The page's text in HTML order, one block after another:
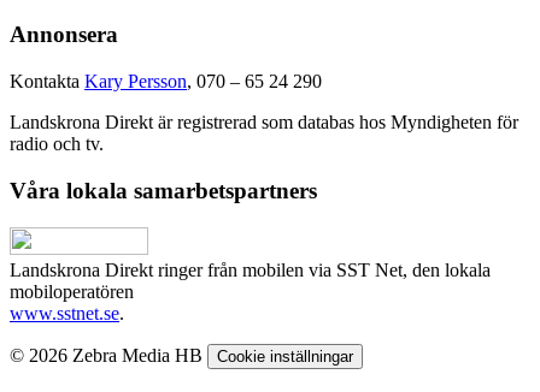
Annonsera
Kontakta Kary Persson, 070 – 65 24 290
Landskrona Direkt är registrerad som databas hos Myndigheten för
radio och tv.
Våra lokala samarbetspartners
Landskrona Direkt ringer från mobilen via SST Net, den lokala
mobiloperatören
www.sstnet.se.
© 2026 Zebra Media HB Cookie inställningar